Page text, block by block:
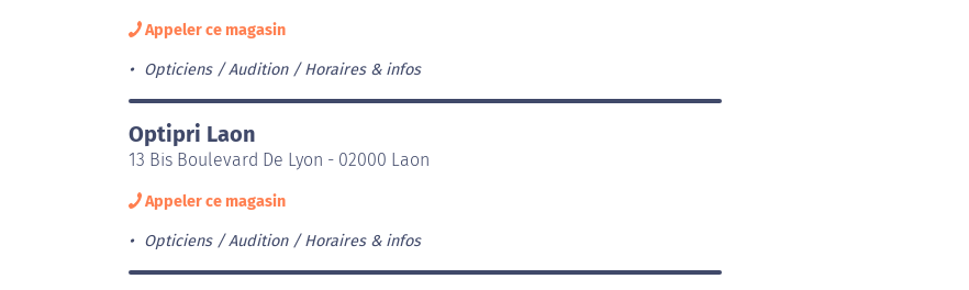
Appeler ce magasin
Opticiens / Audition Horaires & infos
Optipri Laon
13 Bis Boulevard De Lyon - 02000 Laon
Appeler ce magasin
Opticiens / Audition Horaires & infos